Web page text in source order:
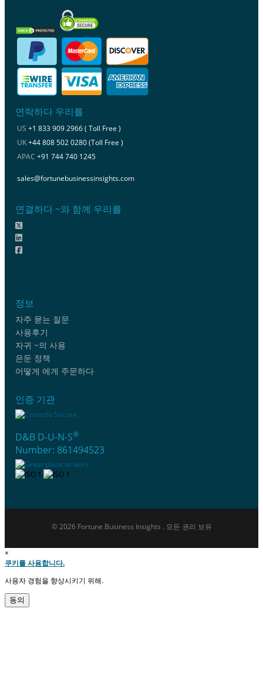
연락하다 우리를
US +1 833 909 2966 ( Toll Free )
UK+44 808 502 0280 (Toll Free )
APAC +91 744 740 1245
sales@fortunebusinessinsights.com
연결하다 ~와 함께 우리를
정보
자주 묻는 질문
사용후기
자귀 ~의 사용
은둔 정책
어떻게 에게 주문하다
인증 기관
D&B D-U-N-S®
Number: 861494523
© 2026 Fortune Business Insights . 모든 권리 보유
×
쿠키를 사용합니다.
사용자 경험을 향상시키기 위해.
동의